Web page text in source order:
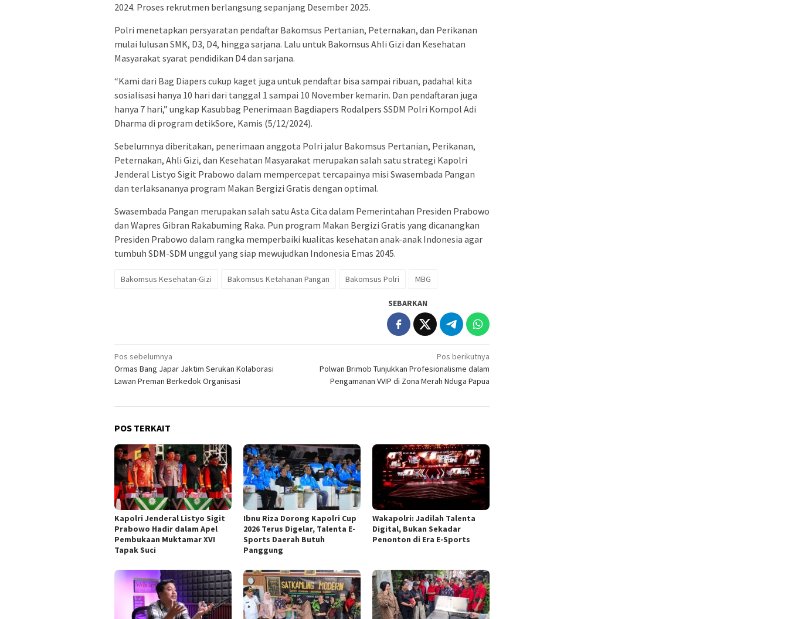
2024. Proses rekrutmen berlangsung sepanjang Desember 2025.
Polri menetapkan persyaratan pendaftar Bakomsus Pertanian, Peternakan, dan Perikanan
mulai lulusan SMK, D3, D4, hingga sarjana. Lalu untuk Bakomsus Ahli Gizi dan Kesehatan
Masyarakat syarat pendidikan D4 dan sarjana.
“Kami dari Bag Diapers cukup kaget juga untuk pendaftar bisa sampai ribuan, padahal kita
sosialisasi hanya 10 hari dari tanggal 1 sampai 10 November kemarin. Dan pendaftaran juga
hanya 7 hari,” ungkap Kasubbag Penerimaan Bagdiapers Rodalpers SSDM Polri Kompol Adi
Dharma di program detikSore, Kamis (5/12/2024).
Sebelumnya diberitakan, penerimaan anggota Polri jalur Bakomsus Pertanian, Perikanan,
Peternakan, Ahli Gizi, dan Kesehatan Masyarakat merupakan salah satu strategi Kapolri
Jenderal Listyo Sigit Prabowo dalam mempercepat tercapainya misi Swasembada Pangan
dan terlaksananya program Makan Bergizi Gratis dengan optimal.
Swasembada Pangan merupakan salah satu Asta Cita dalam Pemerintahan Presiden Prabowo
dan Wapres Gibran Rakabuming Raka. Pun program Makan Bergizi Gratis yang dicanangkan
Presiden Prabowo dalam rangka memperbaiki kualitas kesehatan anak-anak Indonesia agar
tumbuh SDM-SDM unggul yang siap mewujudkan Indonesia Emas 2045.
Bakomsus Kesehatan-Gizi Bakomsus Ketahanan Pangan Bakomsus Polri MBG
SEBARKAN
Navigasi
pos
Pos sebelumnya
Ormas Bang Japar Jaktim Serukan Kolaborasi
Lawan Preman Berkedok Organisasi
Pos berikutnya
Polwan Brimob Tunjukkan Profesionalisme dalam
Pengamanan VVIP di Zona Merah Nduga Papua
POS TERKAIT
Kapolri Jenderal Listyo Sigit
Prabowo Hadir dalam Apel
Pembukaan Muktamar XVI
Tapak Suci
Ibnu Riza Dorong Kapolri Cup
2026 Terus Digelar, Talenta E-
Sports Daerah Butuh
Panggung
Wakapolri: Jadilah Talenta
Digital, Bukan Sekadar
Penonton di Era E-Sports